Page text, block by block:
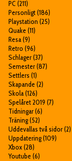
PC (211)
Personligt(186)
Playstation (25)
Quake (11)
Resa(9)
Retro (96)
Schlager(37)
Semester(87)
Settlers (1)
Skapande (2)
Skola(126)
Spelåret 2019 (7)
Tidningar(6)
Träning(52)
Uddevallas två sidor(2)
Uppdatering(109)
Xbox(28)
Youtube (6)